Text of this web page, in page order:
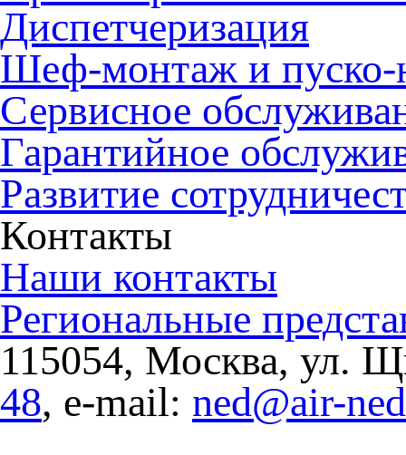
Диспетчеризация
Шеф-монтаж и пуско-
Сервисное
Гарантийное
Развитие
Контакты
Наши контакты
Региональные
115054, Москва, ул.
48, e-mail: ned@air-